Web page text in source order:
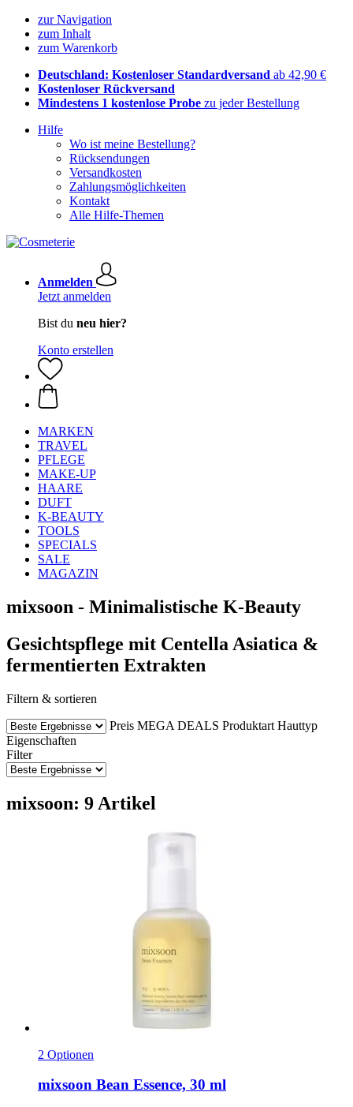
zur Navigation
zum Inhalt
zum Warenkorb
Deutschland: Kostenloser Standardversand ab 42,90 €
Kostenloser Rückversand
Mindestens 1 kostenlose Probe zu jeder Bestellung
Hilfe
Wo ist meine Bestellung?
Rücksendungen
Versandkosten
Zahlungsmöglichkeiten
Kontakt
Alle Hilfe-Themen
Anmelden
Jetzt anmelden
Bist du neu hier?
Konto erstellen
MARKEN
TRAVEL
PFLEGE
MAKE-UP
HAARE
DUFT
K-BEAUTY
TOOLS
SPECIALS
SALE
MAGAZIN
mixsoon - Minimalistische K-Beauty
Gesichtspflege mit Centella Asiatica &
fermentierten Extrakten
Filtern & sortieren
Preis MEGA DEALS Produktart Hauttyp
Eigenschaften
Filter
mixsoon: 9 Artikel
2 Optionen
mixsoon Bean Essence, 30 ml